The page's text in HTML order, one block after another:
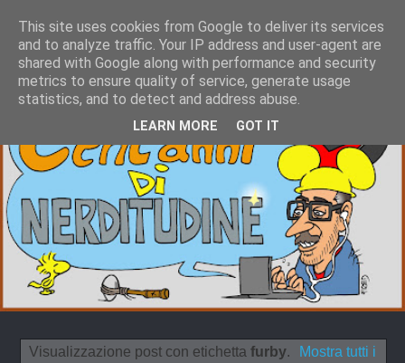
Visualizzazione post con etichetta furby.
Mostra tutti i
This site uses cookies from Google to deliver its services
and to analyze traffic. Your IP address and user-agent are
shared with Google along with performance and security
metrics to ensure quality of service, generate usage
statistics, and to detect and address abuse.
LEARN MORE GOT IT